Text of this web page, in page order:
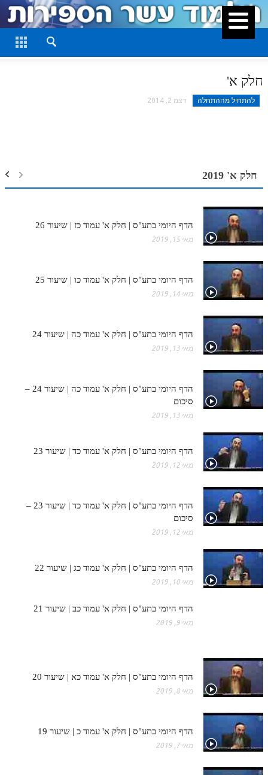
סגור
חלק ב
חלק ח
חלק י
חלק יא
חלק יב
חלק יג
חלק טו
חלק ט"ז
שידור חי
הזמן סט תלמוד עשר הספירות
מנוע חיפוש בספרים
תלמוד עשר הספירות בעיון
תלמוד עשר הספירות חלק ד
תלמוד עשר הספירות חלק ה
תלמוד עשר הספירות חלק ו
תלמוד עשר הספירות חלק ז
חלק א'
להתחיל מההתחלה דצמ 2, 2014
חלק א' 2019
הדף היומי בתע"ס | חלק א' עמוד כז | שיעור 26
מאי 15, 2019
הדף היומי בתע"ס | חלק א' עמוד כו | שיעור 25
מאי 14, 2019
הדף היומי בתע"ס | חלק א' עמוד כה | שיעור 24
מאי 13, 2019
הדף היומי בתע"ס | חלק א' עמוד כה | שיעור 24 –
סיכום
מאי 13, 2019
הדף היומי בתע"ס | חלק א' עמוד כד | שיעור 23
מאי 12, 2019
הדף היומי בתע"ס | חלק א' עמוד כד | שיעור 23 –
סיכום
מאי 12, 2019
הדף היומי בתע"ס | חלק א' עמוד כג | שיעור 22
מאי 10, 2019
הדף היומי בתע"ס | חלק א' עמוד כב | שיעור 21
מאי 9, 2019
הדף היומי בתע"ס | חלק א' עמוד כא | שיעור 20
מאי 8, 2019
הדף היומי בתע"ס | חלק א' עמוד כ | שיעור 19
מאי 7, 2019